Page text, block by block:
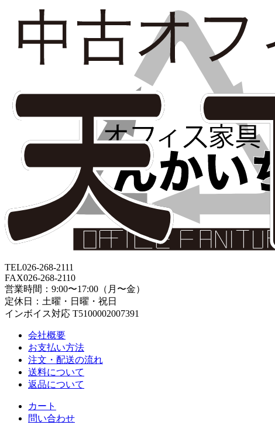
TEL026-268-2111
FAX026-268-2110
営業時間：9:00〜17:00（月〜金）
定休日：土曜・日曜・祝日
インボイス対応 T5100002007391
会社概要
お支払い方法
注文・配送の流れ
送料について
返品について
カート
問い合わせ